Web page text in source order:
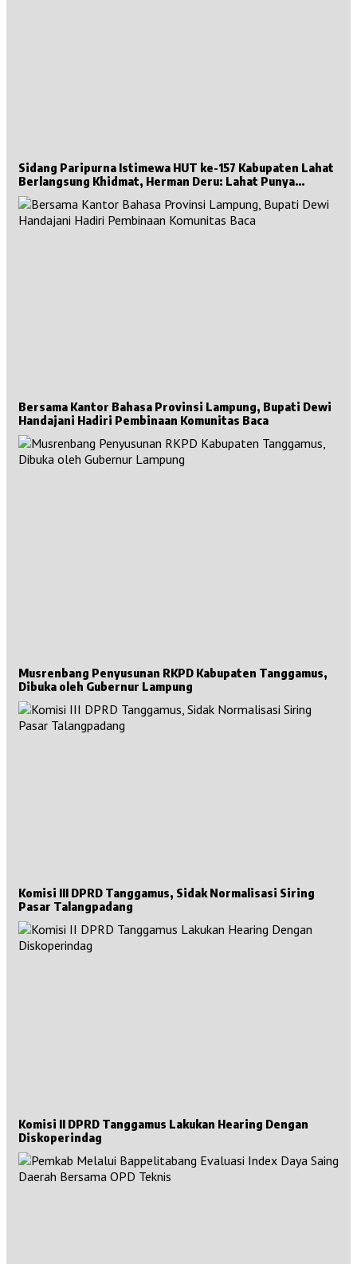
Sidang Paripurna Istimewa HUT ke-157 Kabupaten Lahat
Berlangsung Khidmat, Herman Deru: Lahat Punya
Sejarah Besar untuk Sumsel
Bersama Kantor Bahasa Provinsi Lampung, Bupati Dewi
Handajani Hadiri Pembinaan Komunitas Baca
Musrenbang Penyusunan RKPD Kabupaten Tanggamus,
Dibuka oleh Gubernur Lampung
Komisi III DPRD Tanggamus, Sidak Normalisasi Siring
Pasar Talangpadang
Komisi II DPRD Tanggamus Lakukan Hearing Dengan
Diskoperindag